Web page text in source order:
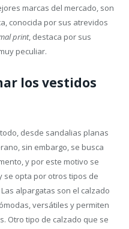
marcas del mercado, son
conocida por sus atrevidos
print, destaca por sus
peculiar.
los vestidos
desde sandalias planas
sin embargo, se busca
y por este motivo se
se opta por otros tipos de
alpargatas son el calzado
versátiles y permiten
Otro tipo de calzado que se